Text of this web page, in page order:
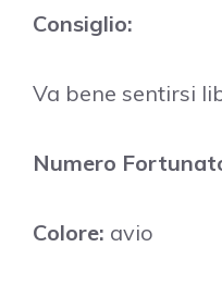
Consiglio:
Va bene sentirsi
Numero
Colore: avio